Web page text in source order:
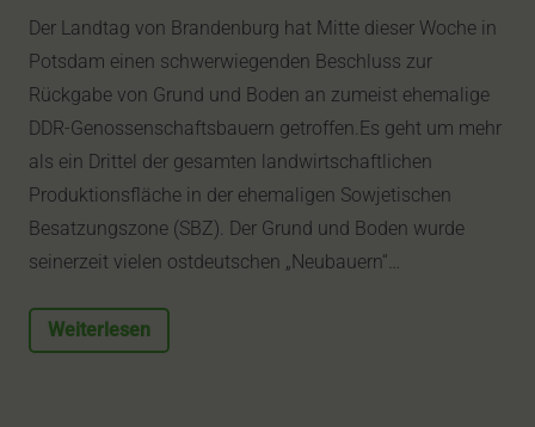
Der Landtag von Brandenburg hat Mitte dieser Woche in
Potsdam einen schwerwiegenden Beschluss zur
Rückgabe von Grund und Boden an zumeist ehemalige
DDR-Genossenschaftsbauern getroffen.Es geht um mehr
als ein Drittel der gesamten landwirtschaftlichen
Produktionsfläche in der ehemaligen Sowjetischen
Besatzungszone (SBZ). Der Grund und Boden wurde
seinerzeit vielen ostdeutschen „Neubauern“…
Weiterlesen